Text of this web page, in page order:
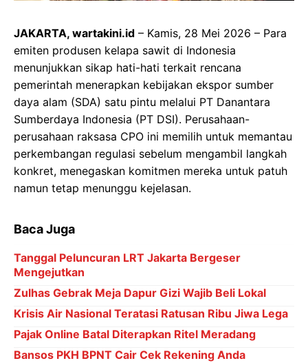
JAKARTA, wartakini.id – Kamis, 28 Mei 2026 – Para
emiten produsen kelapa sawit di Indonesia
menunjukkan sikap hati-hati terkait rencana
pemerintah menerapkan kebijakan ekspor sumber
daya alam (SDA) satu pintu melalui PT Danantara
Sumberdaya Indonesia (PT DSI). Perusahaan-
perusahaan raksasa CPO ini memilih untuk memantau
perkembangan regulasi sebelum mengambil langkah
konkret, menegaskan komitmen mereka untuk patuh
namun tetap menunggu kejelasan.
Baca Juga
Tanggal Peluncuran LRT Jakarta Bergeser
Mengejutkan
Zulhas Gebrak Meja Dapur Gizi Wajib Beli Lokal
Krisis Air Nasional Teratasi Ratusan Ribu Jiwa Lega
Pajak Online Batal Diterapkan Ritel Meradang
Bansos PKH BPNT Cair Cek Rekening Anda